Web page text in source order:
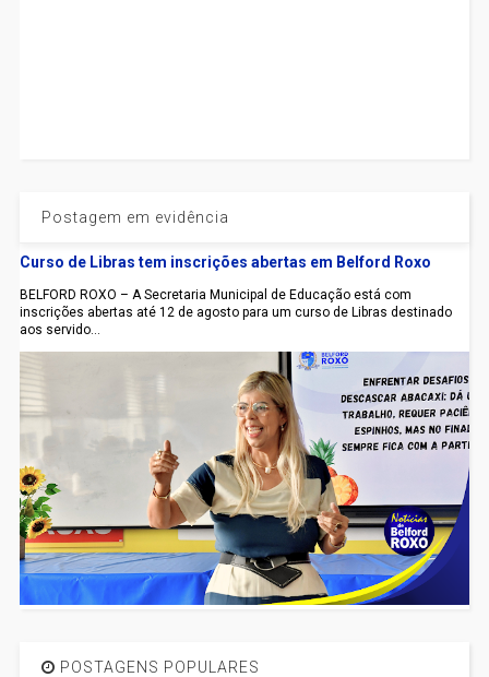
Postagem em evidência
Curso de Libras tem inscrições abertas em Belford Roxo
BELFORD ROXO – A Secretaria Municipal de Educação está com
inscrições abertas até 12 de agosto para um curso de Libras destinado
aos servido...
POSTAGENS POPULARES